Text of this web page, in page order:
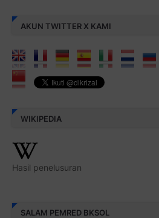
AKUN TWITTER X KAMI
WIKIPEDIA
Hasil penelusuran
SALAM PEMRED BKSOL